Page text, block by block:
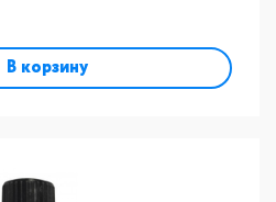
В корзину